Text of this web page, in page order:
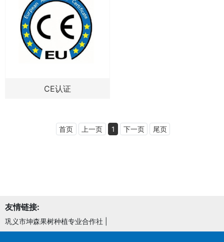
CE认证
首页 上一页 1 下一页 尾页
友情链接:
巩义市坤森果树种植专业合作社